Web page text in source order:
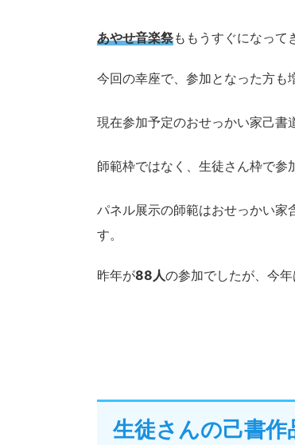
あやせ音楽祭ももうすぐになって
今回の幸座で、参加となった方も
現在参加予定のおせっかい家己書
師範枠ではなく、生徒さん枠で参
パネル展示の師範はおせっかい家
す。
昨年が88人の参加でしたが、今年
生徒さんの己書作